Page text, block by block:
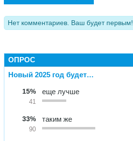
Нет комментариев. Ваш будет первым!
ОПРОС
Новый 2025 год будет…
15%
41
еще лучше
33%
90
таким же